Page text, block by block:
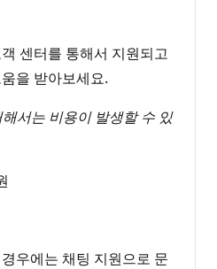
센터를 통해서 지원되고
을 받아보세요.
서는 비용이 발생할 수 있
우에는 채팅 지원으로 문